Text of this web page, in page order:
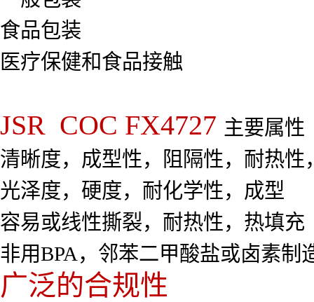
食品包装
医疗保健和食品接触
JSR COC FX4727 主要属性
清晰度，成型性，阻隔性，耐热性
光泽度，硬度，耐化学性，成型
容易或线性撕裂，耐热性，热填充
非用BPA，邻苯二甲酸盐或卤素制
广泛的合规性